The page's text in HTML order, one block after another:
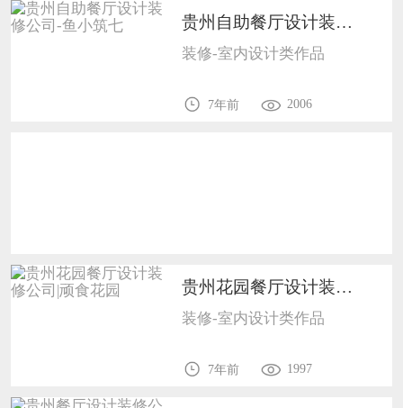
恭喜138****8638用户作品已成功备案！
恭喜133****9020用户作品已成功备案！
贵州自助餐厅设计装修公司-鱼小筑七1702
装修-室内设计类作品
7年前 2006
贵州花园餐厅设计装修公司|顽食花园1702
装修-室内设计类作品
7年前 1997